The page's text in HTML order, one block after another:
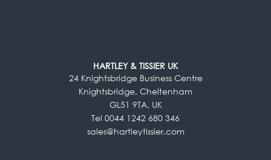
HARTLEY & TISSIER UK
24 Knightsbridge Business Centre
Knightsbridge, Cheltenham
GL51 9TA, UK
Tel 0044 1242 680 346
sales@hartleytissier.com